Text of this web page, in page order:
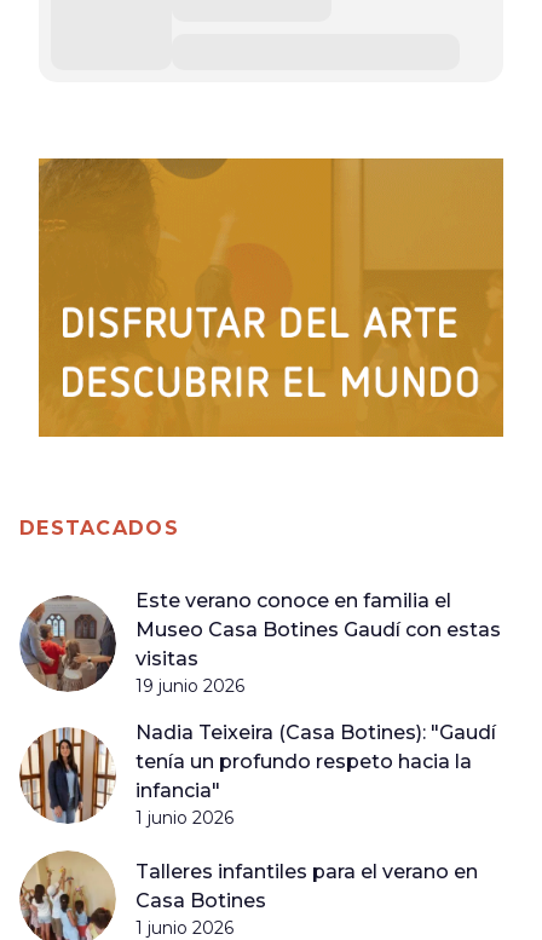
DESTACADOS
Este verano conoce en familia el
Museo Casa Botines Gaudí con estas
visitas
19 junio 2026
Nadia Teixeira (Casa Botines): "Gaudí
tenía un profundo respeto hacia la
infancia"
1 junio 2026
Talleres infantiles para el verano en
Casa Botines
1 junio 2026